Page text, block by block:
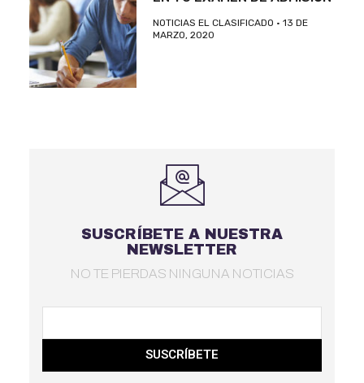
NOTICIAS EL CLASIFICADO
13 DE
MARZO, 2020
SUSCRÍBETE A NUESTRA
NEWSLETTER
NO TE PIERDAS NINGUNA NOTICIAS
SUSCRÍBETE